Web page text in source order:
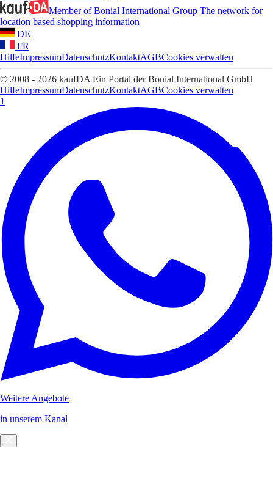
Member of Bonial International Group The network for
location based shopping information
DE
FR
HilfeImpressumDatenschutzKontaktAGBCookies verwalten
© 2008 - 2026 kaufDA Ein Portal der Bonial International GmbH
HilfeImpressumDatenschutzKontaktAGBCookies verwalten
1
Weitere Angebote
in unserem Kanal